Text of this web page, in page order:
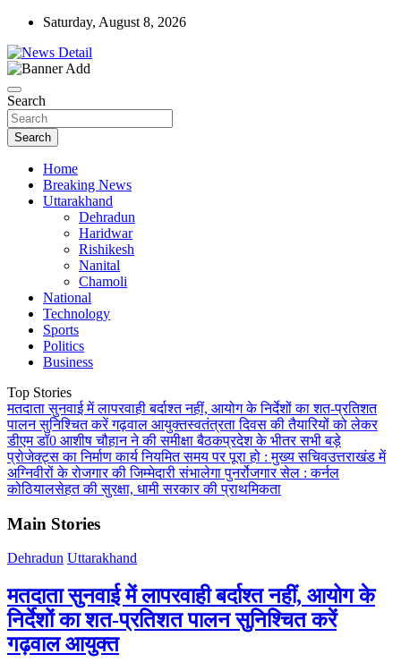
Skip
content
Saturday, August 8, 2026
News Detail
Search
Search
Home
Breaking News
Uttarakhand
Dehradun
Haridwar
Rishikesh
Nanital
Chamoli
National
Technology
Sports
Politics
Business
Top Stories
मतदाता सुनवाई में लापरवाही बर्दाश्त नहीं, आयोग के निर्देशों का शत-प्रतिशत
पालन सुनिश्चित करें गढ़वाल आयुक्तस्वतंत्रता दिवस की तैयारियों को लेकर
डीएम डॉ0 आशीष चौहान ने की समीक्षा बैठकप्रदेश के भीतर सभी बड़े
प्रोजेक्ट्स का निर्माण कार्य नियमित समय पर पूरा हो : मुख्य सचिवउत्तराखंड में
अग्निवीरों के रोजगार की जिम्मेदारी संभालेगा पुनर्रोजगार सेल : कर्नल
कोठियालसेहत की सुरक्षा, धामी सरकार की प्राथमिकता
Main Stories
Dehradun Uttarakhand
मतदाता सुनवाई में लापरवाही बर्दाश्त नहीं, आयोग के
निर्देशों का शत-प्रतिशत पालन सुनिश्चित करें
गढ़वाल आयुक्त